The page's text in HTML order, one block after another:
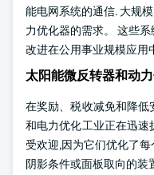
能电网系统的通信. 大规
力优化器的需求。 这些
改进在公用事业规模应用
太阳能微反转器和动
在奖励、税收减免和降低
和电力优化工业正在迅速
受欢迎,因为它们优化了
阴影条件或面板取向的装